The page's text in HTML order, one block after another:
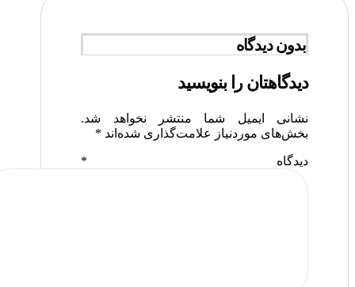
بدون دیدگاه
دیدگاهتان را بنویسید
نشانی ایمیل شما منتشر نخواهد شد.
بخش‌های موردنیاز علامت‌گذاری شده‌اند *
دیدگاه *